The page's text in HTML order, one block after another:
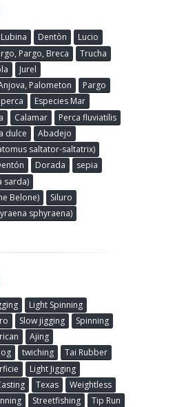
Lubina Dentòn
Lucio
Pargo, Breca
Trucha
Jurel
Palometon
Pargo
Especies Mar
Calamar
Perca fluviatilis
dulce
Abadejo
saltator-saltatrix)
Dorada
sepia
sarda)
Belone)
Siluro
sphyraena)
Light Spinning
Slow jigging
Spinning
Ajing
twiching
Tai Rubber
Light Jigging
Texas
Weightless
Streetfishing
Tip Run